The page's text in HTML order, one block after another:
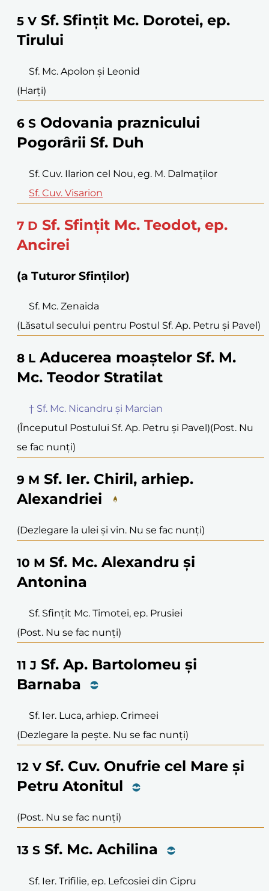
5 V Sf. Sfințit Mc. Dorotei, ep.
Tirului
Sf. Mc. Apolon și Leonid
(Harți)
6 S Odovania praznicului
Pogorârii Sf. Duh
Sf. Cuv. Ilarion cel Nou, eg. M. Dalmaților
Sf. Cuv. Visarion
7 D Sf. Sfințit Mc. Teodot, ep.
Ancirei
(a Tuturor Sfinților)
Sf. Mc. Zenaida
(Lăsatul secului pentru Postul Sf. Ap. Petru și Pavel)
8 L Aducerea moaștelor Sf. M.
Mc. Teodor Stratilat
† Sf. Mc. Nicandru și Marcian
(Începutul Postului Sf. Ap. Petru și Pavel)(Post. Nu
se fac nunți)
9 M Sf. Ier. Chiril, arhiep.
Alexandriei
(Dezlegare la ulei și vin. Nu se fac nunți)
10 M Sf. Mc. Alexandru și
Antonina
Sf. Sfințit Mc. Timotei, ep. Prusiei
(Post. Nu se fac nunți)
11 J Sf. Ap. Bartolomeu și
Barnaba
Sf. Ier. Luca, arhiep. Crimeei
(Dezlegare la pește. Nu se fac nunți)
12 V Sf. Cuv. Onufrie cel Mare și
Petru Atonitul
(Post. Nu se fac nunți)
13 S Sf. Mc. Achilina
Sf. Ier. Trifilie, ep. Lefcosiei din Cipru